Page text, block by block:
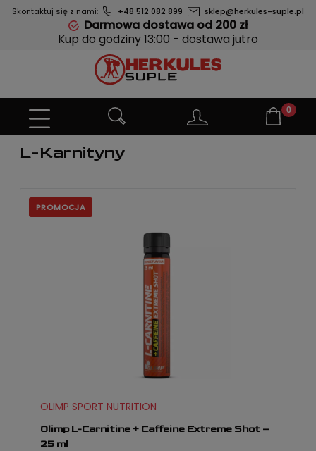
Skontaktuj się z nami: +48 512 082 899 sklep@herkules-suple.pl
Darmowa dostawa od 200 zł
Kup do godziny 13:00 - dostawa jutro
L-Karnityny
Olimp L-Carnitine + Caffeine Extreme Shot –
25 ml
OLIMP SPORT NUTRITION
PROMOCJA